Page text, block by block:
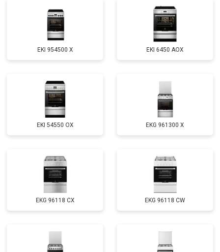
EKI 954500 X EKI 6450 AOX
EKI 54550 OX EKG 961300 X
EKG 96118 CX EKG 96118 CW